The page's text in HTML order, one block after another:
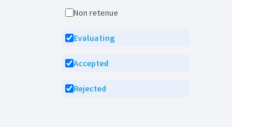
Non retenue
Evaluating
Accepted
Rejected